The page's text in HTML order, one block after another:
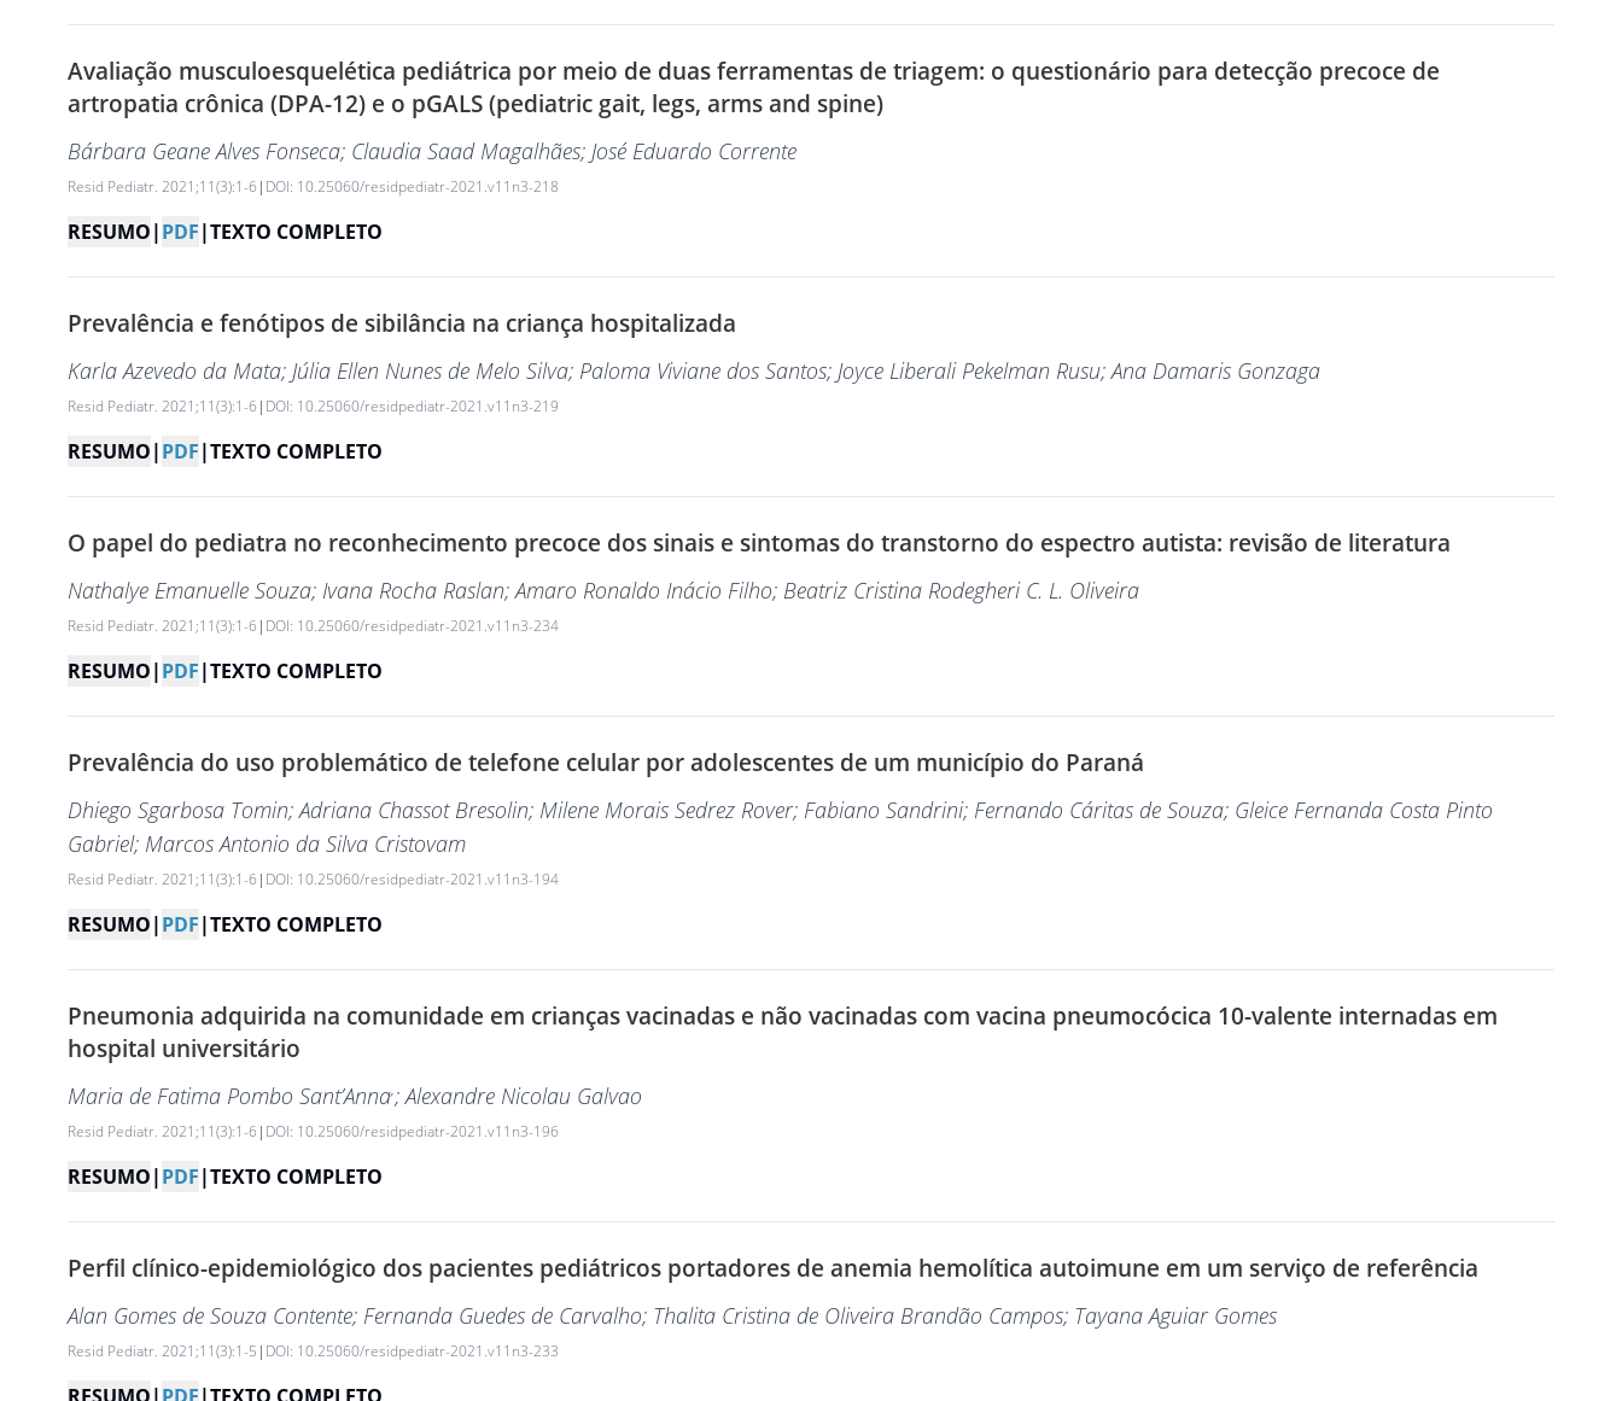
Avaliação musculoesquelética pediátrica por meio de duas ferramentas de triagem: o questionário para detecção precoce de
artropatia crônica (DPA-12) e o pGALS (pediatric gait, legs, arms and spine)
Bárbara Geane Alves Fonseca; Claudia Saad Magalhães; José Eduardo Corrente
Resid Pediatr. 2021;11(3):1-6 | DOI: 10.25060/residpediatr-2021.v11n3-218
RESUMO|PDF|TEXTO COMPLETO
Prevalência e fenótipos de sibilância na criança hospitalizada
Karla Azevedo da Mata; Júlia Ellen Nunes de Melo Silva; Paloma Viviane dos Santos; Joyce Liberali Pekelman Rusu; Ana Damaris Gonzaga
Resid Pediatr. 2021;11(3):1-6 | DOI: 10.25060/residpediatr-2021.v11n3-219
RESUMO|PDF|TEXTO COMPLETO
O papel do pediatra no reconhecimento precoce dos sinais e sintomas do transtorno do espectro autista: revisão de literatura
Nathalye Emanuelle Souza; Ivana Rocha Raslan; Amaro Ronaldo Inácio Filho; Beatriz Cristina Rodegheri C. L. Oliveira
Resid Pediatr. 2021;11(3):1-6 | DOI: 10.25060/residpediatr-2021.v11n3-234
RESUMO|PDF|TEXTO COMPLETO
Prevalência do uso problemático de telefone celular por adolescentes de um município do Paraná
Dhiego Sgarbosa Tomin; Adriana Chassot Bresolin; Milene Morais Sedrez Rover; Fabiano Sandrini; Fernando Cáritas de Souza; Gleice Fernanda Costa Pinto
Gabriel; Marcos Antonio da Silva Cristovam
Resid Pediatr. 2021;11(3):1-6 | DOI: 10.25060/residpediatr-2021.v11n3-194
RESUMO|PDF|TEXTO COMPLETO
Pneumonia adquirida na comunidade em crianças vacinadas e não vacinadas com vacina pneumocócica 10-valente internadas em
hospital universitário
Maria de Fatima Pombo Sant’Anna,; Alexandre Nicolau Galvao
Resid Pediatr. 2021;11(3):1-6 | DOI: 10.25060/residpediatr-2021.v11n3-196
RESUMO|PDF|TEXTO COMPLETO
Perfil clínico-epidemiológico dos pacientes pediátricos portadores de anemia hemolítica autoimune em um serviço de referência
Alan Gomes de Souza Contente; Fernanda Guedes de Carvalho; Thalita Cristina de Oliveira Brandão Campos; Tayana Aguiar Gomes
Resid Pediatr. 2021;11(3):1-5 | DOI: 10.25060/residpediatr-2021.v11n3-233